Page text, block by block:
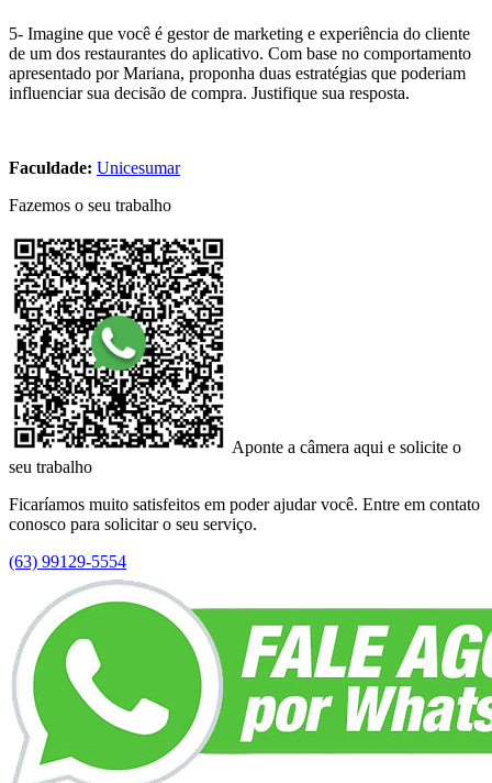
5- Imagine que você é gestor de marketing e experiência do cliente
de um dos restaurantes do aplicativo. Com base no comportamento
apresentado por Mariana, proponha duas estratégias que poderiam
influenciar sua decisão de compra. Justifique sua resposta.
Faculdade: Unicesumar
Fazemos o seu trabalho
Aponte a câmera aqui e solicite o
seu trabalho
Ficaríamos muito satisfeitos em poder ajudar você. Entre em contato
conosco para solicitar o seu serviço.
(63) 99129-5554